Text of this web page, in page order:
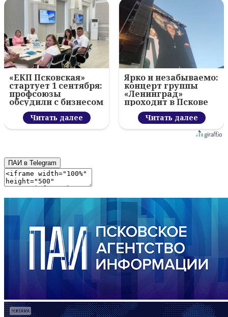
«ЕКП Псковская»
стартует 1 сентября:
профсоюзы
обсудили с бизнесом
новый цифровой
проектЧитать далее
Ярко и незабываемо:
концерт группы
«Ленинград»
проходит в Пскове
Читать далее
ПАИ в Telegram